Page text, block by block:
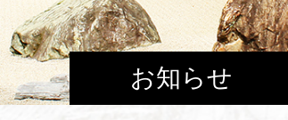
お知らせ